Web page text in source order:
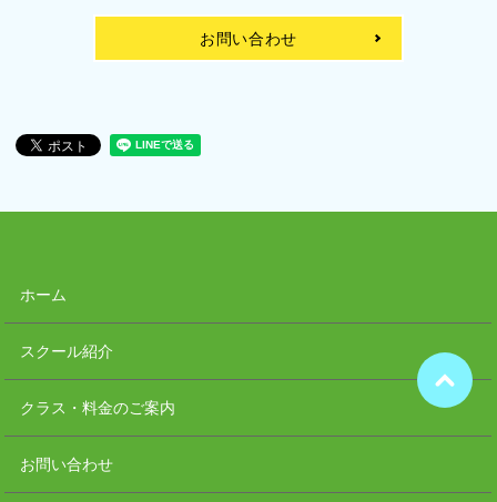
お問い合わせ
ホーム
スクール紹介
クラス・料金のご案内
お問い合わせ